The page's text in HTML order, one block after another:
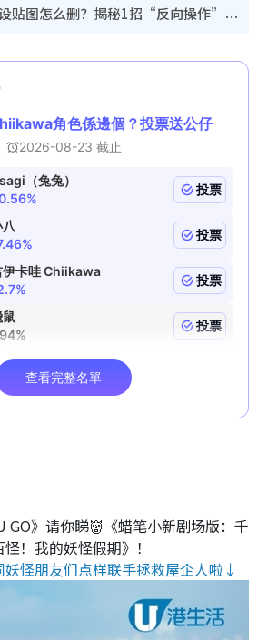
WhatsApp预设贴图怎么删？揭秘1招“反向操作”还原简洁界面 附3步实测教程
GO》请你睇👹《蜡笔小新剧场版：千
！我的妖怪假期》！
怪朋友们点样联手拯救屋企人啦↓